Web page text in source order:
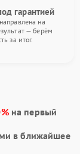
гарантией
на
— берём
за итог.
на первый
в ближайшее